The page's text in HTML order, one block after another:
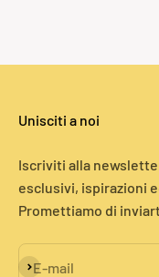
Unisciti a noi
Iscriviti alla
esclusivi, ispirazioni
Promettiamo di
E-mail
Iscriviti alla newsletter